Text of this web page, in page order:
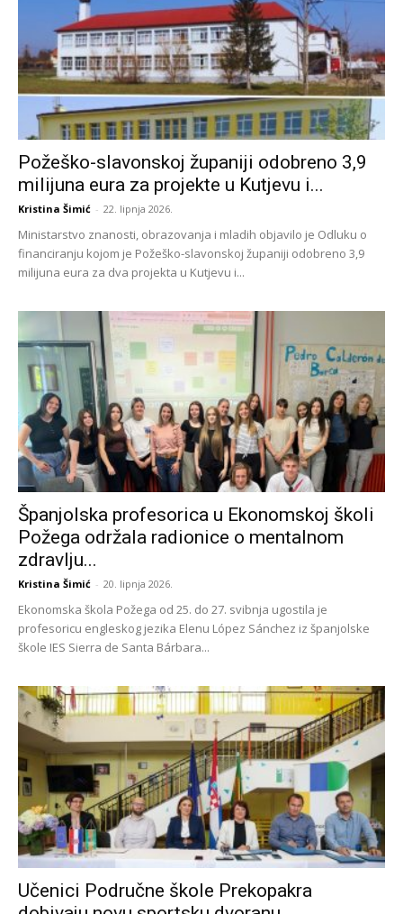
Požeško-slavonskoj županiji odobreno 3,9
milijuna eura za projekte u Kutjevu i...
Kristina Šimić - 22. lipnja 2026.
Ministarstvo znanosti, obrazovanja i mladih objavilo je Odluku o
financiranju kojom je Požeško-slavonskoj županiji odobreno 3,9
milijuna eura za dva projekta u Kutjevu i...
Španjolska profesorica u Ekonomskoj školi
Požega održala radionice o mentalnom
zdravlju...
Kristina Šimić - 20. lipnja 2026.
Ekonomska škola Požega od 25. do 27. svibnja ugostila je
profesoricu engleskog jezika Elenu López Sánchez iz španjolske
škole IES Sierra de Santa Bárbara...
Učenici Područne škole Prekopakra